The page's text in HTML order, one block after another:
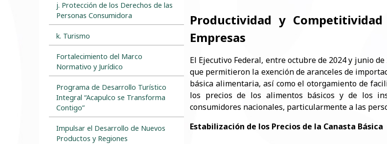
j. Protección de los Derechos de las
Personas Consumidora
k. Turismo
Fortalecimiento del Marco
Normativo y Jurídico
Programa de Desarrollo Turístico
Integral “Acapulco se Transforma
Contigo”
Impulsar el Desarrollo de Nuevos
Productos y Regiones
Productividad y
Empresas
El Ejecutivo Federal, entre octubre de 2024 y junio
que permitieron la exención de aranceles de
básica alimentaria, así como el otorgamiento de
los precios de los alimentos básicos y de los
consumidores nacionales, particularmente a las
Estabilización de los Precios de la Canasta Básica